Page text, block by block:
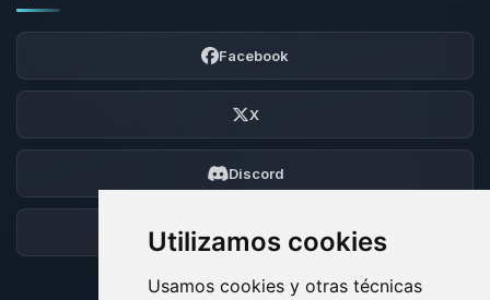
Utilizamos cookies
Usamos cookies y otras técnicas
Facebook
X
Discord
Foro